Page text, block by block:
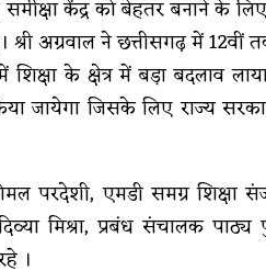
केंद्र को बेहतर बनाने के
श्री अग्रवाल ने छत्तीसगढ़ में
शिक्षा के क्षेत्र में बड़ा बदलाव
जायेगा जिसके लिए राज्य
परदेशी, एमडी समग्र शिक्षा
मिश्रा, प्रबंध संचालक
।